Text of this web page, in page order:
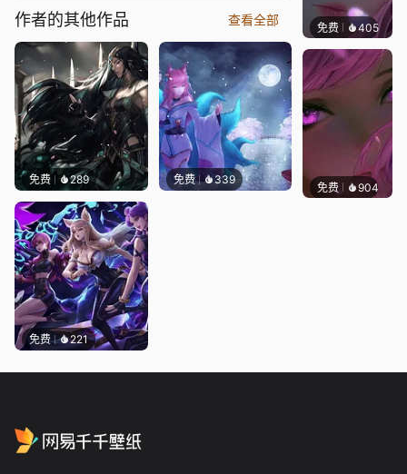
作者的其他作品 查看全部
免费 289 免费 339
免费 221
免费 405辰东
免费 904辰东